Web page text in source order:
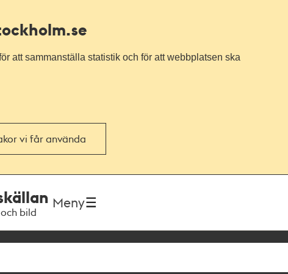
att sammanställa statistik och för att webbplatsen ska
vi får använda
bild
Meny